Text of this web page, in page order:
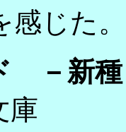
じた。
－新
庫